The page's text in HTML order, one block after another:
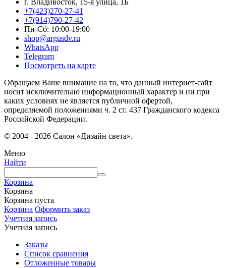
г. Владивосток, 15-я улица, 1Б
+7(423)270-27-41
+7(914)790-27-42
Пн-Сб: 10:00-19:00
shop@argusdv.ru
WhatsApp
Telegram
Посмотреть на карте
Обращаем Ваше внимание на то, что данный интернет-сайт
носит исключительно информационный характер и ни при
каких условиях не является публичной офертой,
определяемой положениями ч. 2 ст. 437 Гражданского кодекса
Российской Федерации.
© 2004 - 2026 Салон «Дизайн света».
Меню
Найти
Корзина
Корзина
Корзина пуста
Корзина Оформить заказ
Учетная запись
Учетная запись
Заказы
Список сравнения
Отложенные товары